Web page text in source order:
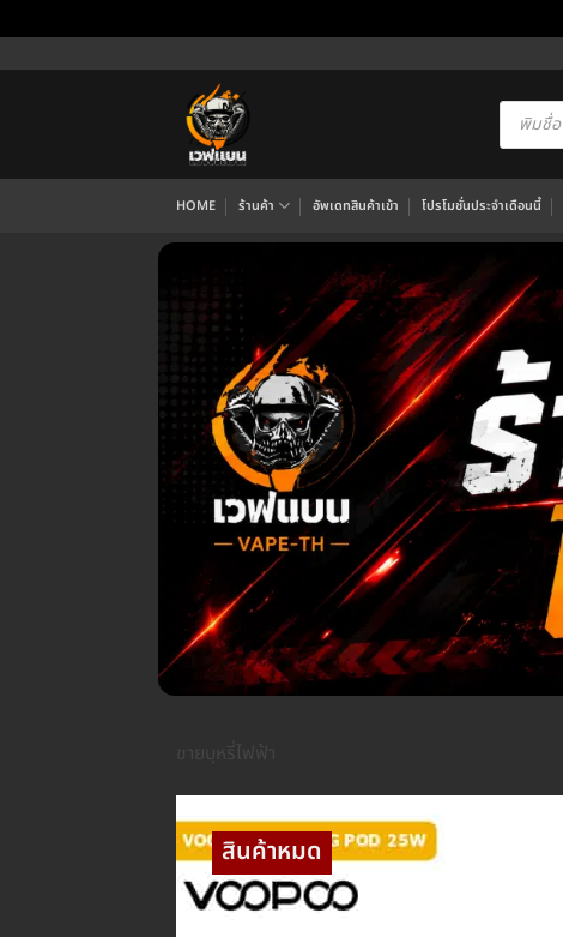
ไป
Products
search
HOME ร้านค้า อัพเดทสินค้าเข้า โปรโมชั่นประจำเดือนนี้